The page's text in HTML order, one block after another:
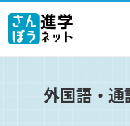
外国語・通